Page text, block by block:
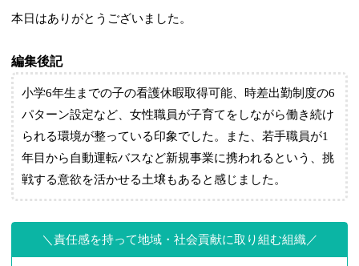
本日はありがとうございました。
編集後記
小学6年生までの子の看護休暇取得可能、時差出勤制度の6
パターン設定など、女性職員が子育てをしながら働き続け
られる環境が整っている印象でした。また、若手職員が1
年目から自動運転バスなど新規事業に携われるという、挑
戦する意欲を活かせる土壌もあると感じました。
責任感を持って地域・社会貢献に取り組む組織